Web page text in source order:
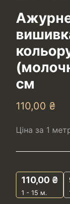
см
110,00 ₴
Ціна за 1
110,00 ₴
1 - 15 м.